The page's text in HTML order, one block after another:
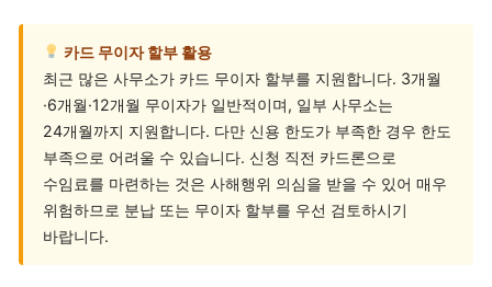
카드 무이자 할부 활용
최근 많은 사무소가 카드 무이자 할부를 지원합니다. 3개월
·6개월·12개월 무이자가 일반적이며, 일부 사무소는
24개월까지 지원합니다. 다만 신용 한도가 부족한 경우 한도
부족으로 어려울 수 있습니다. 신청 직전 카드론으로
수임료를 마련하는 것은 사해행위 의심을 받을 수 있어 매우
위험하므로 분납 또는 무이자 할부를 우선 검토하시기
바랍니다.